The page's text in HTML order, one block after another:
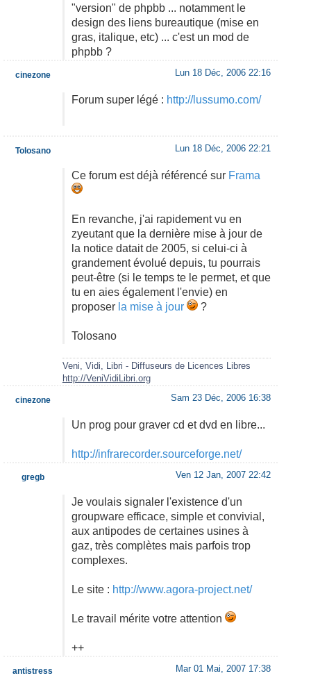
"version" de phpbb ... notamment le
design des liens bureautique (mise en
gras, italique, etc) ... c'est un mod de
phpbb ?
Lun 18 Déc, 2006 22:16
Forum super légé : http://lussumo.com/
cinezone
Lun 18 Déc, 2006 22:21
Ce forum est déjà référencé sur Frama
En revanche, j'ai rapidement vu en
zyeutant que la dernière mise à jour de
la notice datait de 2005, si celui-ci à
grandement évolué depuis, tu pourrais
peut-être (si le temps te le permet, et que
tu en aies également l'envie) en
proposer la mise à jour ?
Tolosano
Veni, Vidi, Libri - Diffuseurs de Licences Libres
http://VeniVidiLibri.org
Tolosano
Sam 23 Déc, 2006 16:38
Un prog pour graver cd et dvd en libre...
http://infrarecorder.sourceforge.net/
cinezone
Ven 12 Jan, 2007 22:42
Je voulais signaler l'existence d'un
groupware efficace, simple et convivial,
aux antipodes de certaines usines à
gaz, très complètes mais parfois trop
complexes.
Le site : http://www.agora-project.net/
Le travail mérite votre attention
++
gregb
Mar 01 Mai, 2007 17:38
antistress